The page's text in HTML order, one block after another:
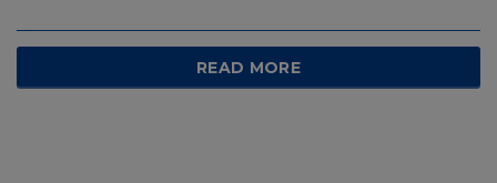
READ MORE